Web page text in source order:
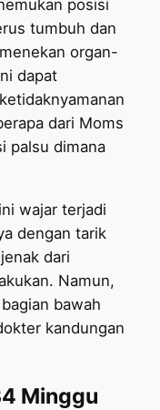
posisi
tumbuh dan
organ-
dapat
dari Moms
palsu dimana
wajar terjadi
dengan tarik
dari
Namun,
bawah
kandungan
Minggu